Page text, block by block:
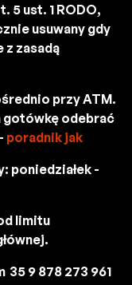
5 ust. 1 RODO,
usuwany gdy
z zasadą
przy ATM.
gotówkę odebrać
poradnik jak
poniedziałek -
limitu
35 9 878 273 961